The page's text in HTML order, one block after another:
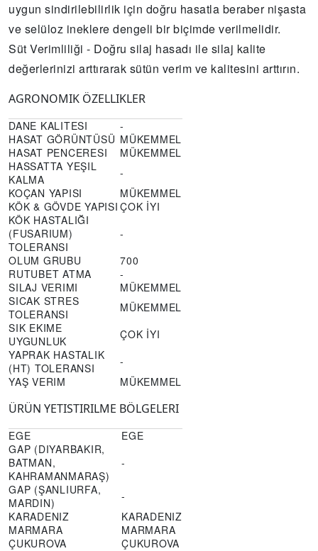
uygun sindirilebilirlik için doğru hasatla beraber nişasta
ve selüloz ineklere dengeli bir biçimde verilmelidir.
Süt Verimliliği - Doğru silaj hasadı ile silaj kalite
değerlerinizi arttırarak sütün verim ve kalitesini arttırın.
AGRONOMIK ÖZELLIKLER
DANE KALITESI
-
HASAT GÖRÜNTÜSÜ MÜKEMMEL
HASAT PENCERESI
MÜKEMMEL
HASSATTA YEŞIL
KALMA
-
KOÇAN YAPISI
MÜKEMMEL
KÖK & GÖVDE YAPISI ÇOK İYI
KÖK HASTALIĞI
(FUSARIUM)
TOLERANSI
-
OLUM GRUBU
700
RUTUBET ATMA
-
SILAJ VERIMI
MÜKEMMEL
SICAK STRES
TOLERANSI
MÜKEMMEL
SIK EKIME
UYGUNLUK
ÇOK İYI
YAPRAK HASTALIK
(HT) TOLERANSI
-
YAŞ VERIM
MÜKEMMEL
ÜRÜN YETISTIRILME BÖLGELERI
EGE
EGE
GAP (DIYARBAKIR,
BATMAN,
KAHRAMANMARAŞ)
-
GAP (ŞANLIURFA,
MARDIN)
-
KARADENIZ
KARADENIZ
MARMARA
MARMARA
ÇUKUROVA
ÇUKUROVA